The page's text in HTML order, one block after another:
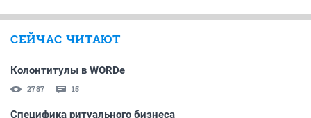
СЕЙЧАС ЧИТАЮТ
Колонтитулы в WORDе
2787 15
Специфика ритуального бизнеса